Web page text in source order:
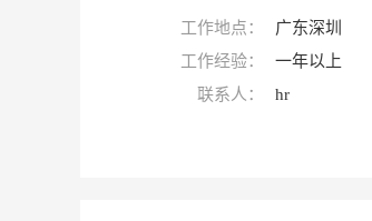
工作地点：
广东深圳
工作经验：
一年以上
联系人：
hr